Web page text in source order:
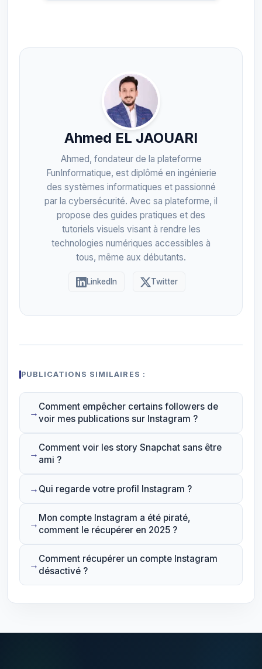
Ahmed EL JAOUARI
Ahmed, fondateur de la plateforme
FunInformatique, est diplômé en ingénierie
des systèmes informatiques et passionné
par la cybersécurité. Avec sa plateforme, il
propose des guides pratiques et des
tutoriels visuels visant à rendre les
technologies numériques accessibles à
tous, même aux débutants.
LinkedIn Twitter
PUBLICATIONS SIMILAIRES :
Comment empêcher certains followers de
voir mes publications sur Instagram ?
Comment voir les story Snapchat sans être
ami ?
Qui regarde votre profil Instagram ?
Mon compte Instagram a été piraté,
comment le récupérer en 2025 ?
Comment récupérer un compte Instagram
désactivé ?